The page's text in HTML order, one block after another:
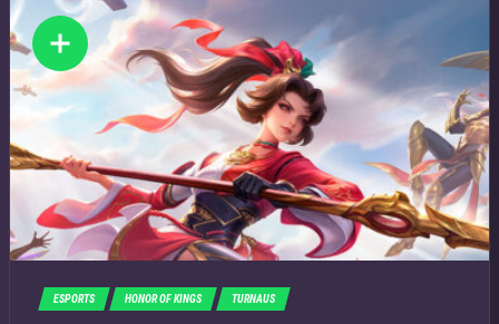
ESPORTS HONOR OF KINGS TURNAUS